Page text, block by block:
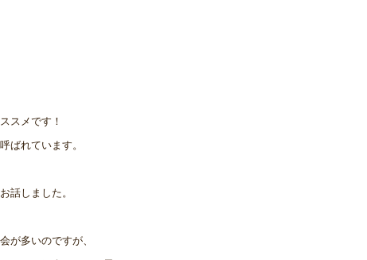
スメです！
ばれています。
話しました。
が多いのですが、